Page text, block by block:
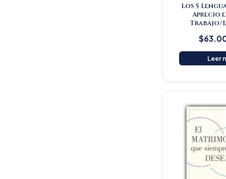
Los 5
Aprecio
Trabajo/
$
Leer